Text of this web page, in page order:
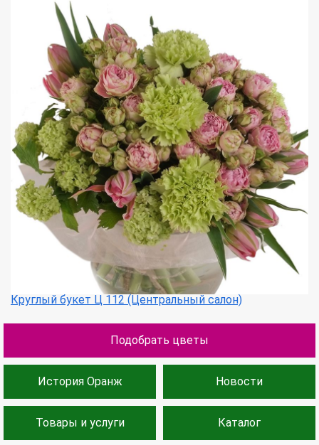
Круглый букет Ц 112 (Центральный салон)
Подобрать цветы
История Оранж Новости
Товары и услуги Каталог